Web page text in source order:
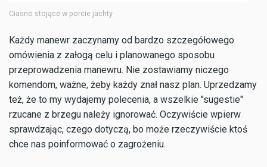
Ciasno stojące w porcie jachty
Każdy manewr zaczynamy od bardzo szczegółowego
omówienia z załogą celu i planowanego sposobu
przeprowadzenia manewru. Nie zostawiamy niczego
komendom, ważne, żeby każdy znał nasz plan. Uprzedzamy
też, że to my wydajemy polecenia, a wszelkie "sugestie"
rzucane z brzegu należy ignorować. Oczywiście wpierw
sprawdzając, czego dotyczą, bo może rzeczywiście ktoś
chce nas poinformować o zagrożeniu.